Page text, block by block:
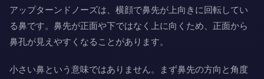
アップターンドノーズは、横顔で鼻先が上向きに回転してい
る鼻です。鼻先が正面や下ではなく上に向くため、正面から
鼻孔が見えやすくなることがあります。
小さい鼻という意味ではありません。まず鼻先の方向と角度